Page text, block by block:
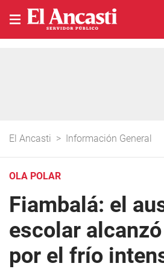
El Ancasti > Información General
OLA POLAR
Fiambalá: el
escolar
por el frío